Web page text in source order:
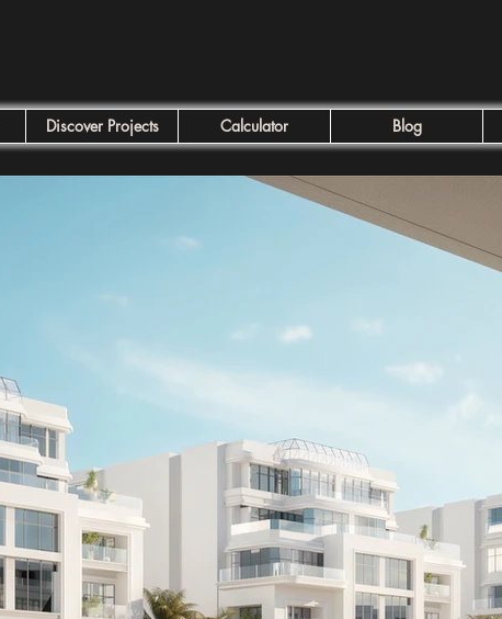
Discover Projects Calculator Blog